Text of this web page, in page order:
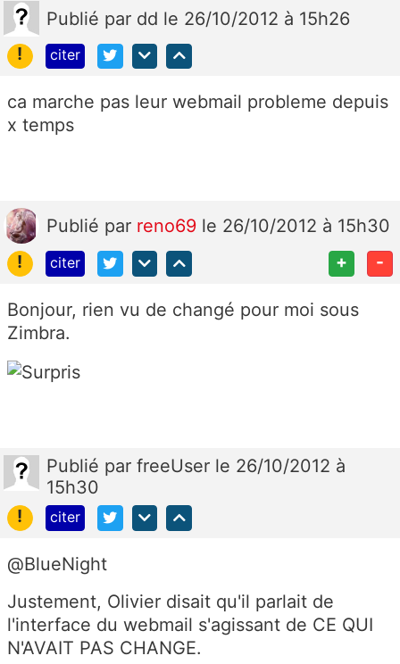
Publié par dd le 26/10/2012 à 15h26
!
citer
ca marche pas leur webmail probleme depuis
x temps
Publié par reno69 le 26/10/2012 à 15h30
!
citer + -
Bonjour, rien vu de changé pour moi sous
Zimbra.
Publié par freeUser le 26/10/2012 à
15h30
!
citer
@BlueNight
Justement, Olivier disait qu'il parlait de
l'interface du webmail s'agissant de CE QUI
N'AVAIT PAS CHANGE.